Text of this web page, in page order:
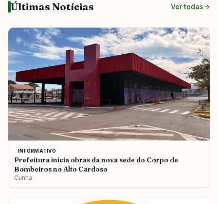
Últimas Notícias Ver todas
INFORMATIVO
Prefeitura inicia obras da nova sede do Corpo de
Bombeiros no Alto Cardoso
Cunha